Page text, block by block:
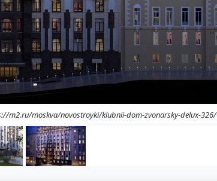
m2.ru/moskva/novostroyki/klubnii-dom-zvonarsky-delux-326/